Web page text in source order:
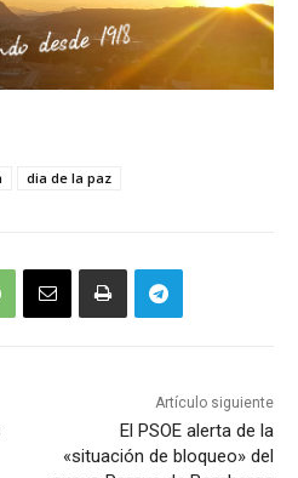
dia de la paz
Artículo siguiente
El PSOE alerta de la
«situación de bloqueo» del